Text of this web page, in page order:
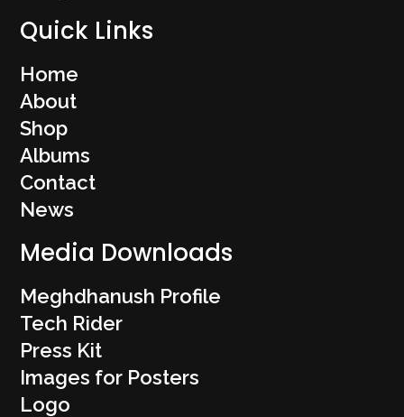
Quick Links
Home
About
Shop
Albums
Contact
News
Media Downloads
Meghdhanush Profile
Tech Rider
Press Kit
Images for Posters
Logo